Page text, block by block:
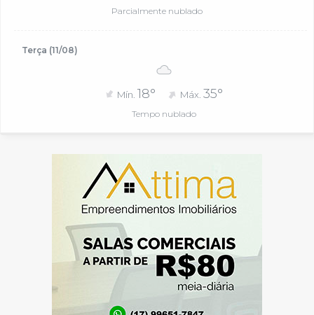
Parcialmente nublado
Terça (11/08)
Mín. 18° Máx.35°
Tempo nublado